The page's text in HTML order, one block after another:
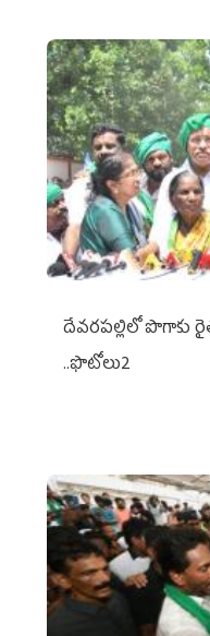
దేవరపల్లిలో పొగాకు
..ఫొటోలు2